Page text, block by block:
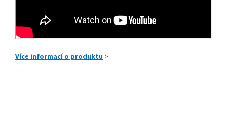
Více informací o produktu >